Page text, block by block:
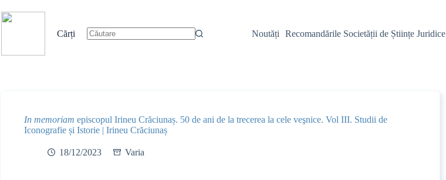
la
conținut
Cărți
Noutăți Recomandările Societății de Științe Juridice
In memoriam episcopul Irineu Crăciunaș. 50 de ani de la trecerea la cele veşnice. Vol III. Studii de
Iconografie și Istorie | Irineu Crăciunaș
18/12/2023 Varia